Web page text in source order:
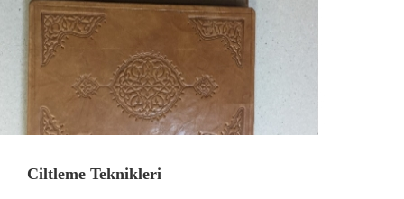
Ciltleme Teknikleri